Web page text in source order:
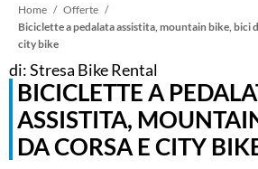
Come raggiungerci
Infopoint Turistico
Meteo
Richiesta informazioni
Sito Istituzionale
Briciole
di
pane
Home
Offerte
Biciclette a pedalata assistita, mountain bike, bici
city bike
di: Stresa Bike Rental
BICICLETTE A
ASSISTITA,
DA CORSA E CITY